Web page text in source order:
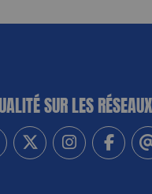
SUR LES RÉSEAUX